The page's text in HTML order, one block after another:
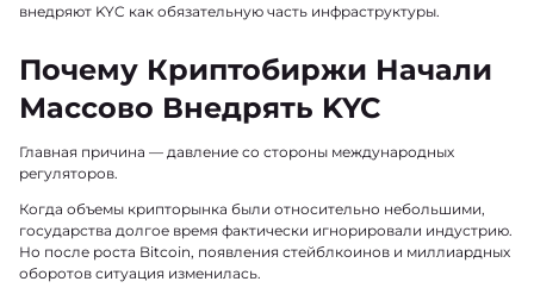
внедряют KYC как обязательную часть инфраструктуры.
Почему Криптобиржи Начали
Массово Внедрять KYC
Главная причина — давление со стороны международных
регуляторов.
Когда объемы крипторынка были относительно небольшими,
государства долгое время фактически игнорировали индустрию.
Но после роста Bitcoin, появления стейблкоинов и миллиардных
оборотов ситуация изменилась.